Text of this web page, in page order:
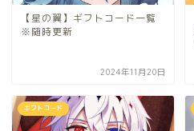
【星の翼】ギフトコード一覧
※随時更新
2024年11月20日
ギフトコード